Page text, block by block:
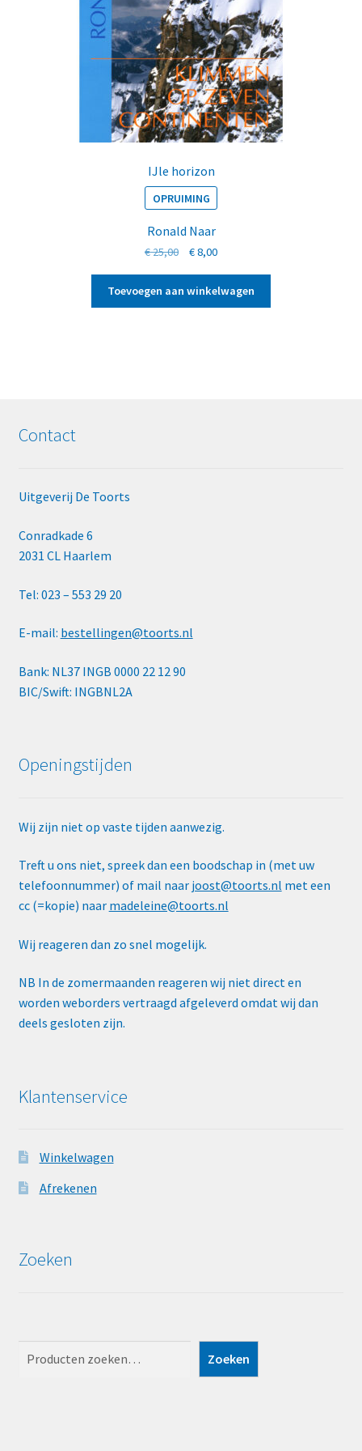
IJle horizon
OPRUIMING
Ronald Naar
€25,00
Oorspronkelijke
prijs
was:
€ 25,00.
€8,00Huidige
prijs
is:
€ 8,00.
Toevoegen aan winkelwagen
Contact
Uitgeverij De Toorts
Conradkade 6
2031 CL Haarlem
Tel: 023 – 553 29 20
E-mail: bestellingen@toorts.nl
Bank: NL37 INGB 0000 22 12 90
BIC/Swift: INGBNL2A
Openingstijden
Wij zijn niet op vaste tijden aanwezig.
Treft u ons niet, spreek dan een boodschap in (met uw
telefoonnummer) of mail naar joost@toorts.nl met een
cc (=kopie) naar madeleine@toorts.nl
Wij reageren dan zo snel mogelijk.
NB In de zomermaanden reageren wij niet direct en
worden weborders vertraagd afgeleverd omdat wij dan
deels gesloten zijn.
Klantenservice
Winkelwagen
Afrekenen
Zoeken
Zoeken